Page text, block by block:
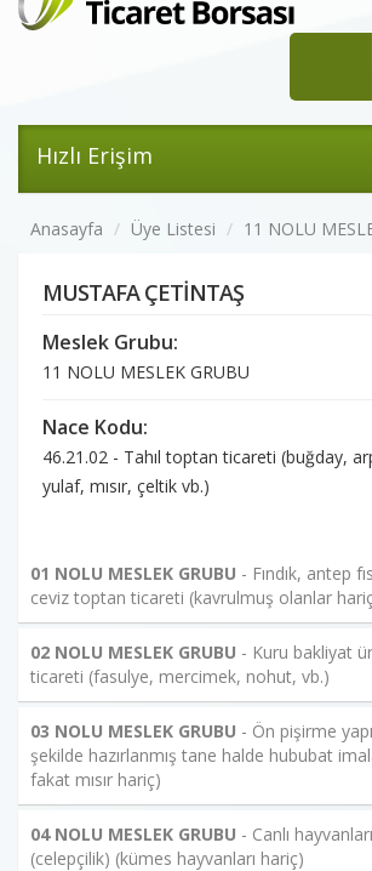
Hızlı Erişim
Anasayfa Üye Listesi 11 NOLU
MUSTAFA ÇETİNTAŞ
Meslek Grubu:
11 NOLU MESLEK GRUBU
Nace Kodu:
46.21.02 - Tahıl toptan ticareti (buğday,
yulaf, mısır, çeltik vb.)
01 NOLU MESLEK GRUBU - Fındık, antep
ceviz toptan ticareti (kavrulmuş olanlar
02 NOLU MESLEK GRUBU - Kuru bakliyat
ticareti (fasulye, mercimek, nohut, vb.)
03 NOLU MESLEK GRUBU - Ön pişirme
şekilde hazırlanmış tane halde hububat
fakat mısır hariç)
04 NOLU MESLEK GRUBU - Canlı
(celepçilik) (kümes hayvanları hariç)